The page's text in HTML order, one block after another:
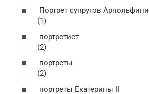
Портрет супругов Арнольфини
(1)
портретист
(2)
портреты
(2)
портреты Екатерины II